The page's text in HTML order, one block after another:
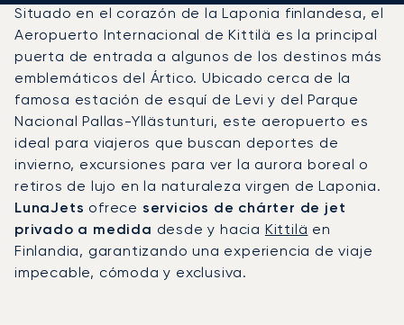
Situado en el corazón de la Laponia finlandesa, el
Aeropuerto Internacional de Kittilä es la principal
puerta de entrada a algunos de los destinos más
emblemáticos del Ártico. Ubicado cerca de la
famosa estación de esquí de Levi y del Parque
Nacional Pallas-Yllästunturi, este aeropuerto es
ideal para viajeros que buscan deportes de
invierno, excursiones para ver la aurora boreal o
retiros de lujo en la naturaleza virgen de Laponia.
LunaJets ofrece servicios de chárter de jet
privado a medida desde y hacia Kittilä en
Finlandia, garantizando una experiencia de viaje
impecable, cómoda y exclusiva.